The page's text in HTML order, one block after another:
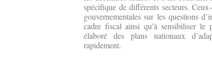
spécifique de différents secteurs.
gouvernementales sur les questions
cadre fiscal ainsi qu’à sensibiliser
élaboré des plans nationaux
rapidement.